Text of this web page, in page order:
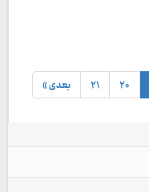
۲۰ ۲۱ بعدی »